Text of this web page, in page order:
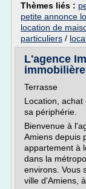
Thèmes liés :
petite annonce
location de
particuliers /
L'agence
Terrasse
Location, achat
sa périphérie.
Bienvenue à
Amiens depuis
appartement à
dans la
environs. Vous
ville d'Amiens, à